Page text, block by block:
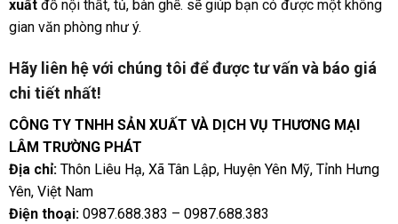
xuấtđồ nội thất, tủ, bàn ghế. sẽ giúp bạn có được một không
gian văn phòng như ý.
Hãy liên hệ với chúng tôi để được tư vấn và báo giá
chi tiết nhất!
CÔNG TY TNHH SẢN XUẤT VÀ DỊCH VỤ THƯƠNG MẠI
LÂM TRƯỜNG PHÁT
Địa chỉ: Thôn Liêu Hạ, Xã Tân Lập, Huyện Yên Mỹ, Tỉnh Hưng
Yên, Việt Nam
Điện thoại: 0987.688.383 – 0987.688.383